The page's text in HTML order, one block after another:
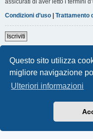
Questo sito utilizza
migliore navigazione
Ulteriori informazioni
Condizioni d’uso | Trattamento
Iscriviti
Indice Contattaci